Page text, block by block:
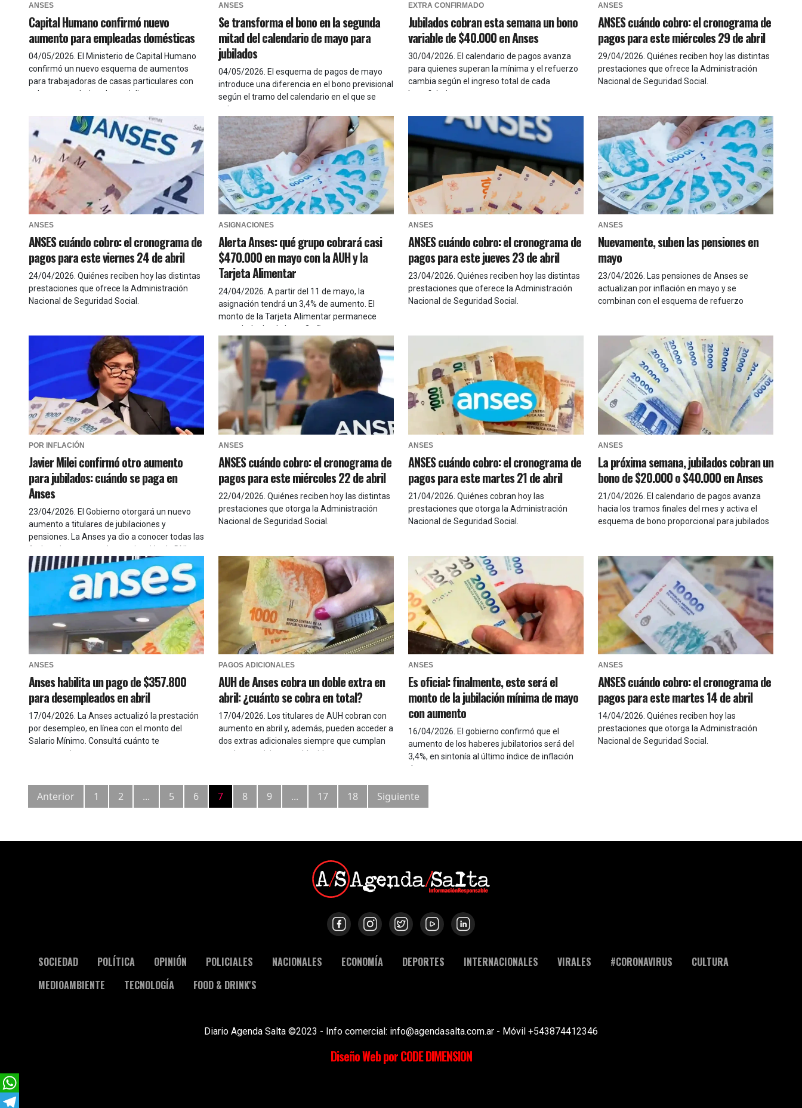
ANSES
Capital Humano confirmó nuevo
aumento para empleadas domésticas
04/05/2026 El Ministerio de Capital Humano
confirmó un nuevo esquema de aumentos
para trabajadoras de casas particulares con
subas acumulativas hasta julio
ANSES
Se transforma el bono en la segunda
mitad del calendario de mayo para
jubilados
04/05/2026 El esquema de pagos de mayo
introduce una diferencia en el bono previsional
según el tramo del calendario en el que se
cobre
EXTRA CONFIRMADO
Jubilados cobran esta semana un bono
variable de $40.000 en Anses
30/04/2026 El calendario de pagos avanza
para quienes superan la mínima y el refuerzo
cambia según el ingreso total de cada
beneficiario
ANSES
ANSES cuándo cobro: el cronograma de
pagos para este miércoles 29 de abril
29/04/2026 Quiénes reciben hoy las distintas
prestaciones que ofrece la Administración
Nacional de Seguridad Social.
ANSES
ANSES cuándo cobro: el cronograma de
pagos para este viernes 24 de abril
24/04/2026 Quiénes reciben hoy las distintas
prestaciones que ofrece la Administración
Nacional de Seguridad Social.
ASIGNACIONES
Alerta Anses: qué grupo cobrará casi
$470.000 en mayo con la AUH y la
Tarjeta Alimentar
24/04/2026 A partir del 11 de mayo, la
asignación tendrá un 3,4% de aumento. El
monto de la Tarjeta Alimentar permanece
congelado desde hace 2 años
ANSES
ANSES cuándo cobro: el cronograma de
pagos para este jueves 23 de abril
23/04/2026 Quiénes reciben hoy las distintas
prestaciones que oferece la Administración
Nacional de Seguridad Social.
ANSES
Nuevamente, suben las pensiones en
mayo
23/04/2026 Las pensiones de Anses se
actualizan por inflación en mayo y se
combinan con el esquema de refuerzo
POR INFLACIÓN
Javier Milei confirmó otro aumento
para jubilados: cuándo se paga en
Anses
23/04/2026 El Gobierno otorgará un nuevo
aumento a titulares de jubilaciones y
pensiones. La Anses ya dio a conocer todas las
fechas de pago, según terminación de DNI
ANSES
ANSES cuándo cobro: el cronograma de
pagos para este miércoles 22 de abril
22/04/2026 Quiénes reciben hoy las distintas
prestaciones que otorga la Administración
Nacional de Seguridad Social.
ANSES
ANSES cuándo cobro: el cronograma de
pagos para este martes 21 de abril
21/04/2026 Quiénes cobran hoy las
prestaciones que otorga la Administración
Nacional de Seguridad Social.
ANSES
La próxima semana, jubilados cobran un
bono de $20.000 o $40.000 en Anses
21/04/2026 El calendario de pagos avanza
hacia los tramos finales del mes y activa el
esquema de bono proporcional para jubilados
ANSES
Anses habilita un pago de $357.800
para desempleados en abril
17/04/2026 La Anses actualizó la prestación
por desempleo, en línea con el monto del
Salario Mínimo. Consultá cuánto te
corresponde
PAGOS ADICIONALES
AUH de Anses cobra un doble extra en
abril: ¿cuánto se cobra en total?
17/04/2026 Los titulares de AUH cobran con
aumento en abril y, además, pueden acceder a
dos extras adicionales siempre que cumplan
con los requisitos establecidos
ANSES
Es oficial: finalmente, este será el
monto de la jubilación mínima de mayo
con aumento
16/04/2026 El gobierno confirmó que el
aumento de los haberes jubilatorios será del
3,4%, en sintonía al último índice de inflación
de marzo
ANSES
ANSES cuándo cobro: el cronograma de
pagos para este martes 14 de abril
14/04/2026 Quiénes reciben hoy las
prestaciones que otorga la Administración
Nacional de Seguridad Social.
Anterior 1 2 ... 5 6 7 8 9 ... 17 18 Siguiente
SOCIEDAD POLÍTICA OPINIÓN POLICIALES NACIONALES ECONOMÍA DEPORTES INTERNACIONALES VIRALES #CORONAVIRUS
CULTURA
MEDIOAMBIENTE
TECNOLOGÍA FOOD & DRINK'S
Diario Agenda Salta ©2023 - Info comercial: info@agendasalta.com.ar - Móvil +543874412346
Diseño Web por CODE DIMENSION
WhatsApp